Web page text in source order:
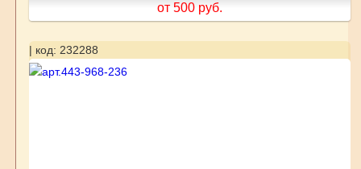
от 500 руб.
| код: 232288